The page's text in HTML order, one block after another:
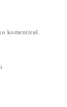
komentiraš.